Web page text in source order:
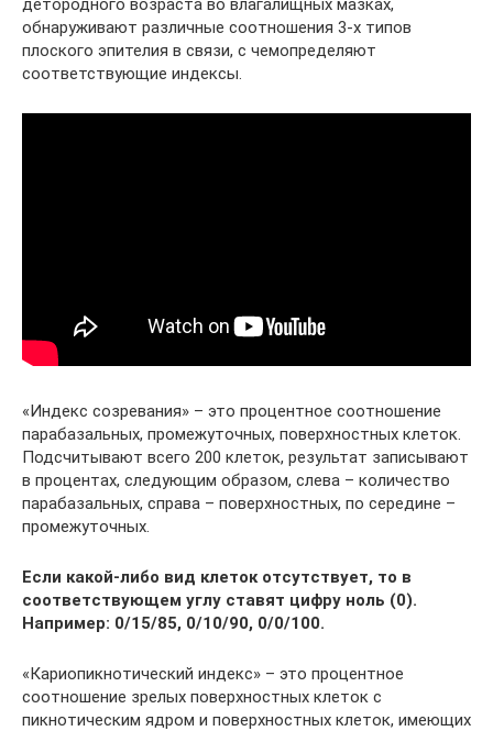
обнаруживают различные соотношения 3-х типов
плоского эпителия в связи, с чемопределяют
соответствующие индексы.
«Индекс созревания» – это процентное соотношение
парабазальных, промежуточных, поверхностных клеток.
Подсчитывают всего 200 клеток, результат записывают
в процентах, следующим образом, слева – количество
парабазальных, справа – поверхностных, по середине –
промежуточных.
Если какой-либо вид клеток отсутствует, то в
соответствующем углу ставят цифру ноль (0).
Например: 0/15/85, 0/10/90, 0/0/100.
«Кариопикнотический индекс» – это процентное
соотношение зрелых поверхностных клеток с
пикнотическим ядром и поверхностных клеток, имеющих